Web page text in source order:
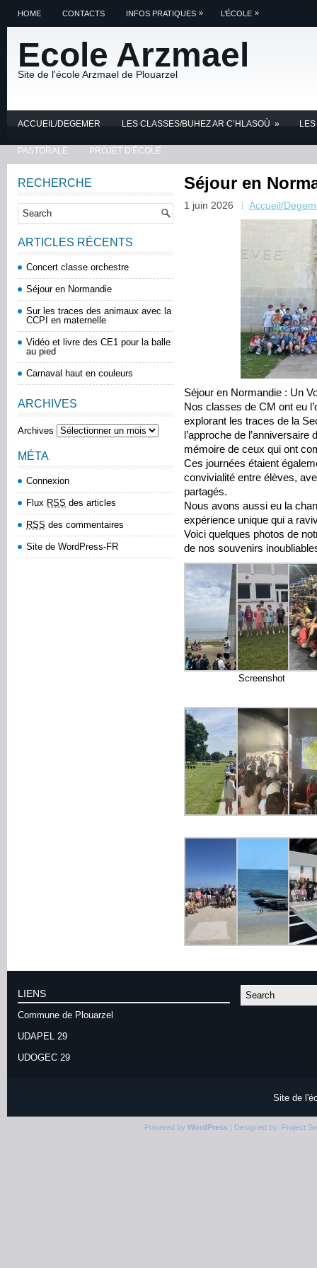
HOME CONTACTS INFOS PRATIQUES » L’ÉCOLE »
Ecole Arzmael
Site de l'école Arzmael de Plouarzel
ACCUEIL/DEGEMER LES CLASSES/BUHEZ AR C’HLASOÙ »
PASTORALE PROJET D'ÉCOLE
Séjour en
1 juin 2026 Accueil/
Séjour en Normandie : Un
Nos classes de CM ont eu
explorant les traces de la
l’approche de
mémoire de ceux qui ont
Ces journées étaient
convivialité entre élèves,
partagés.
Nous avons aussi eu la
expérience unique qui a
Voici quelques photos de
de nos souvenirs
Screenshot
RECHERCHE
ARTICLES RÉCENTS
Concert classe orchestre
Séjour en Normandie
Sur les traces des animaux avec la
CCPI en maternelle
Vidéo et livre des CE1 pour la balle
au pied
Carnaval haut en couleurs
ARCHIVES
Archives
MÉTA
Connexion
Flux RSS des articles
RSS des commentaires
Site de WordPress-FR
LIENS
Commune de Plouarzel
UDAPEL 29
UDOGEC 29
Site de
Powered by WordPress| Designed by: Project